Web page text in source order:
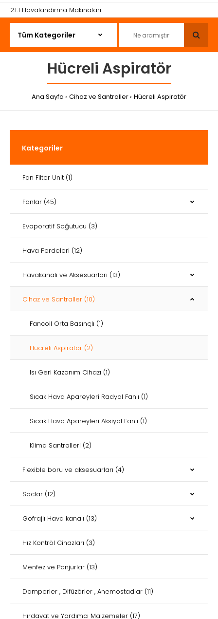
2.El Havalandırma Makinaları
Hücreli Aspiratör
Ana Sayfa Cihaz ve Santraller Hücreli Aspiratör
Kategoriler
Fan Filter Unit (1)
Fanlar (45)
Evaporatif Soğutucu (3)
Hava Perdeleri (12)
Havakanalı ve Aksesuarları (13)
Cihaz ve Santraller (10)
Fancoil Orta Basınçlı (1)
Hücreli Aspiratör (2)
Isı Geri Kazanım Cihazı (1)
Sıcak Hava Apareyleri Radyal Fanlı (1)
Sıcak Hava Apareyleri Aksiyal Fanlı (1)
Klima Santralleri (2)
Flexible boru ve aksesuarları (4)
Saclar (12)
Gofrajlı Hava kanalı (13)
Hız Kontröl Cihazları (3)
Menfez ve Panjurlar (13)
Damperler , Difüzörler , Anemostadlar (11)
Hırdavat ve Yardımcı Malzemeler (17)